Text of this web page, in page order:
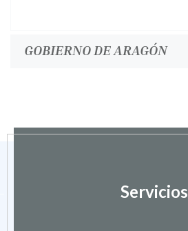
GOBIERNO DE ARAGÓN
Servicios